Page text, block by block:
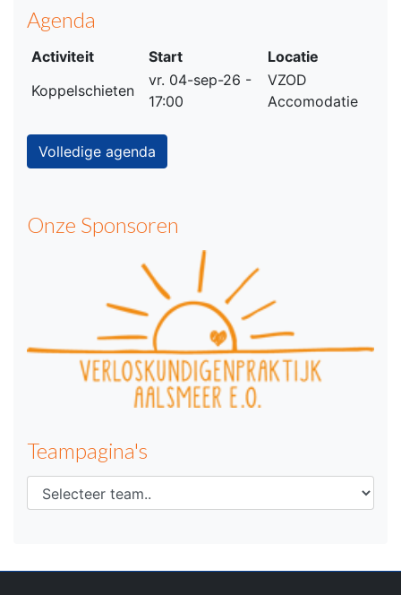
Agenda
Activiteit Start
Locatie
Koppelschieten
vr. 04-sep-26 -
17:00
VZOD
Accomodatie
Volledige agenda
Onze Sponsoren
Teampagina's